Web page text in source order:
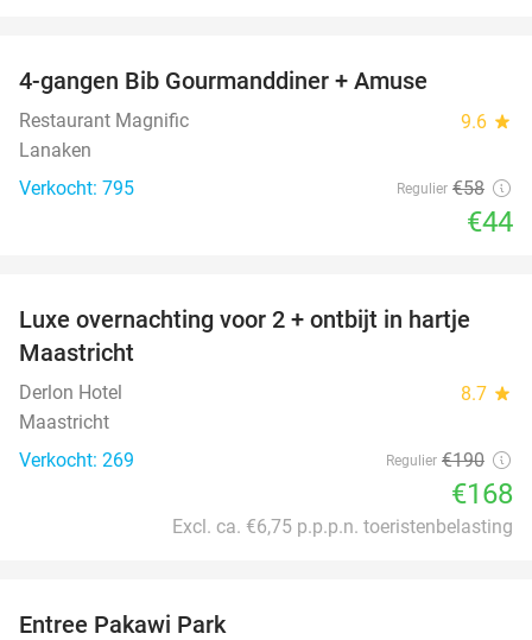
4-gangen Bib Gourmanddiner + Amuse
Restaurant Magnific 9.6 star
Lanaken
Verkocht: 795
Regulier €58
€44
12%
Luxe overnachting voor 2 + ontbijt in hartje
Maastricht
Derlon Hotel 8.7 star
Maastricht
Verkocht: 269
Regulier €190
€168
Excl. ca. €6,75 p.p.p.n. toeristenbelasting
Entree Pakawi Park